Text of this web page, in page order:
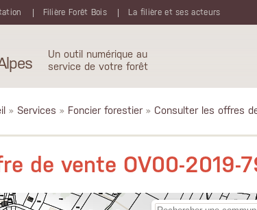
Filière Forêt Bois La filière et ses acteurs
Un outil numérique au
service de votre forêt
» Services » Foncier forestier» Consulter les offres
de vente OV00-2019-